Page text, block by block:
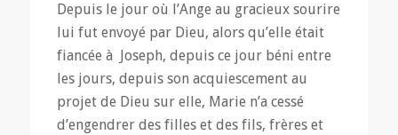
Depuis le jour où l’Ange au gracieux sourire
lui fut envoyé par Dieu, alors qu’elle était
fiancée à Joseph, depuis ce jour béni entre
les jours, depuis son acquiescement au
projet de Dieu sur elle, Marie n’a cessé
d’engendrer des filles et des fils, frères et